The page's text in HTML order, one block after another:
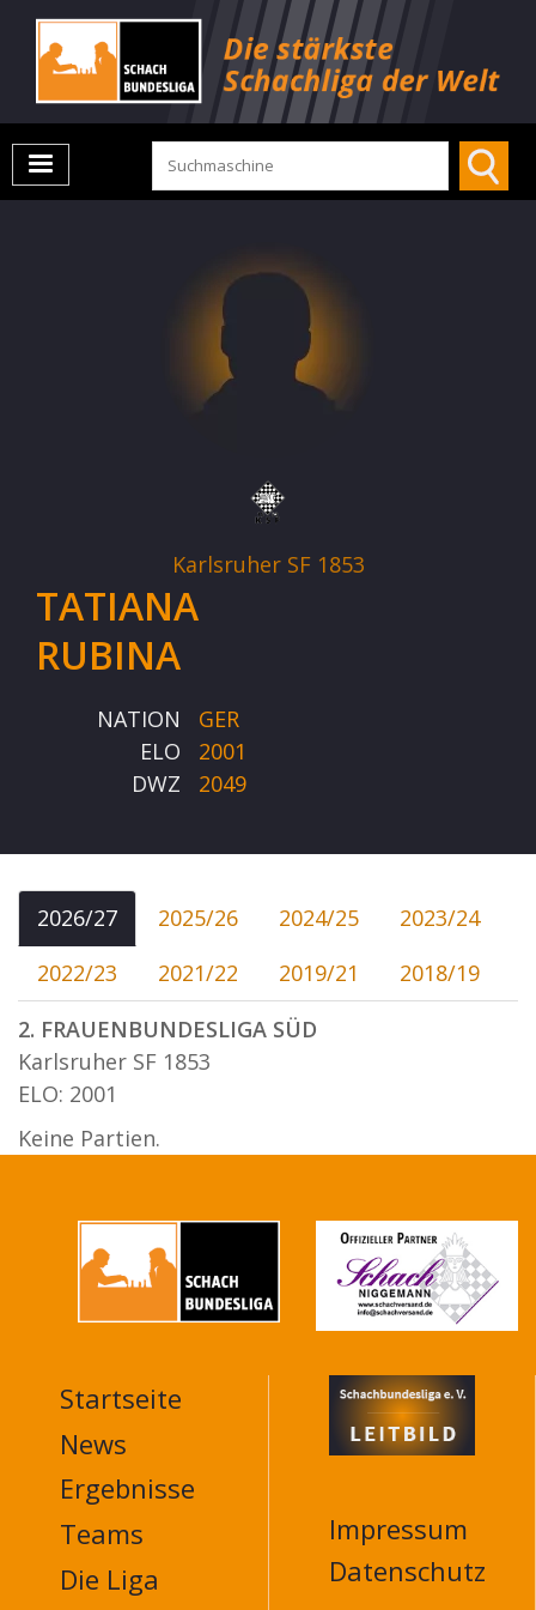
Karlsruher SF 1853
TATIANA
RUBINA
NATION
GER
ELO
2001
DWZ
2049
2026/27 2025/26 2024/25
2023/24
2022/23
2021/22 2019/21
2018/19
2. FRAUENBUNDESLIGA SÜD
Karlsruher SF 1853
ELO: 2001
Keine Partien.
MAIN
NAVIGATION
FOOTER
Startseite
News
Ergebnisse
Teams
Die Liga
Impressum
Datenschutz